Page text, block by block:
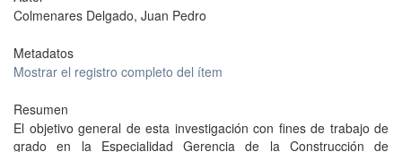
Colmenares Delgado, Juan Pedro
Metadatos
Mostrar el registro completo del ítem
Resumen
El objetivo general de esta investigación con fines de trabajo de
grado en la Especialidad Gerencia de la Construcción de